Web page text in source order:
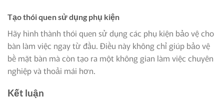
Tạo thói quen sử dụng phụ kiện
Hãy hình thành thói quen sử dụng các phụ kiện bảo vệ cho
bàn làm việc ngay từ đầu. Điều này không chỉ giúp bảo vệ
bề mặt bàn mà còn tạo ra một không gian làm việc chuyên
nghiệp và thoải mái hơn.
Kết luận